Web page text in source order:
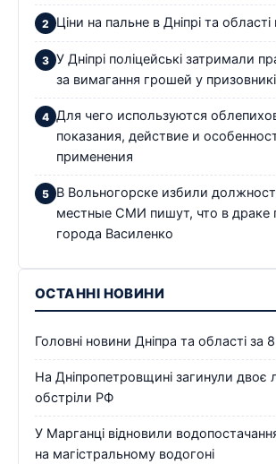
Ціни на пальне в Дніпрі та
У Дніпрі поліцейські затримали
за вимагання грошей у
Для чего используются
показания, действие и
применения
В Вольногорске избили
местные СМИ пишут, что в драке
города Василенко
ОСТАННІ НОВИНИ
Головні новини Дніпра та області за
На Дніпропетровщині загинули двоє
обстріли РФ
У Марганці відновили водопостачання
на магістральному водогоні